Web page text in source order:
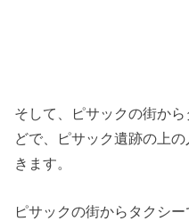
そして、ピサックの街か
どで、ピサック遺跡の上
きます。
ピサックの街からタクシー